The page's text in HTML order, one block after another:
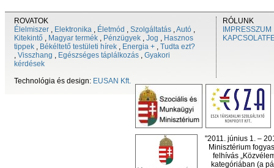
ROVATOK
Élelmiszer , Elektronika , Életmód , Szolgáltatás ,Autó ,
Kitekintő , Magyar termék , Pénzügyek , Jog , Hasznos
tippek , Békéltető testületi hírek , Energia + , Tudta ezt?
, Visszhang , Egészséges táplálkozás , Gyakori
kérdések
Technológia és design: EUSAN Kft.
RÓLUNK
IMPRESSZUM
"2011. június 1. –
Minisztérium
felhívás
kategóriában (a